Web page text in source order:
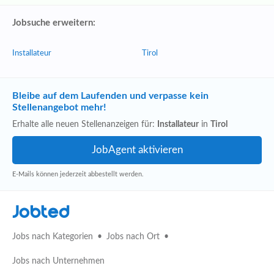
Jobsuche erweitern:
Installateur Tirol
Bleibe auf dem Laufenden und verpasse kein
Stellenangebot mehr!
Erhalte alle neuen Stellenanzeigen für: Installateur in Tirol
E-Mails können jederzeit abbestellt werden.
Jobted
Jobs nach Kategorien Jobs nach Ort
Jobs nach Unternehmen